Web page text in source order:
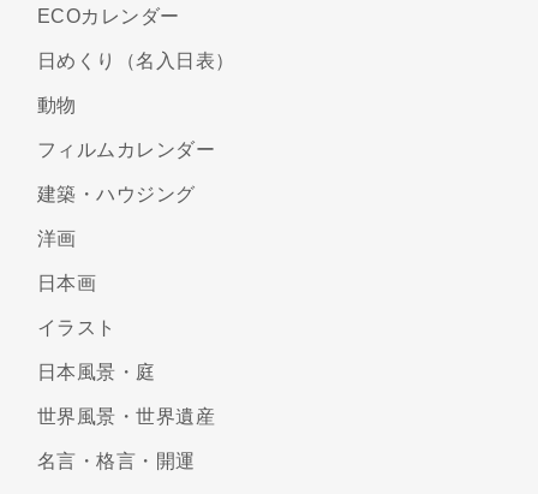
ECOカレンダー
日めくり（名入日表）
動物
フィルムカレンダー
建築・ハウジング
洋画
日本画
イラスト
日本風景・庭
世界風景・世界遺産
名言・格言・開運